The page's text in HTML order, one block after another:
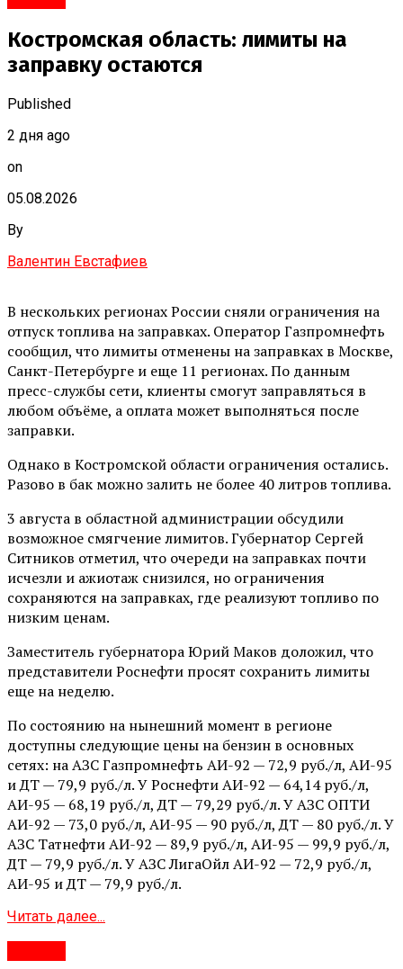
Костромская область: лимиты на
заправку остаются
Published
2 дня ago
on
05.08.2026
By
Валентин Евстафиев
В нескольких регионах России сняли ограничения на
отпуск топлива на заправках. Оператор Газпромнефть
сообщил, что лимиты отменены на заправках в Москве,
Санкт-Петербурге и еще 11 регионах. По данным
пресс-службы сети, клиенты смогут заправляться в
любом объёме, а оплата может выполняться после
заправки.
Однако в Костромской области ограничения остались.
Разово в бак можно залить не более 40 литров топлива.
3 августа в областной администрации обсудили
возможное смягчение лимитов. Губернатор Сергей
Ситников отметил, что очереди на заправках почти
исчезли и ажиотаж снизился, но ограничения
сохраняются на заправках, где реализуют топливо по
низким ценам.
Заместитель губернатора Юрий Маков доложил, что
представители Роснефти просят сохранить лимиты
еще на неделю.
По состоянию на нынешний момент в регионе
доступны следующие цены на бензин в основных
сетях: на АЗС Газпромнефть АИ-92 — 72,9 руб./л, АИ-95
и ДТ — 79,9 руб./л. У Роснефти АИ-92 — 64,14 руб./л,
АИ-95 — 68,19 руб./л, ДТ — 79,29 руб./л. У АЗС ОПТИ
АИ-92 — 73,0 руб./л, АИ-95 — 90 руб./л, ДТ — 80 руб./л. У
АЗС Татнефти АИ-92 — 89,9 руб./л, АИ-95 — 99,9 руб./л,
ДТ — 79,9 руб./л. У АЗС ЛигаОйл АИ-92 — 72,9 руб./л,
АИ-95 и ДТ — 79,9 руб./л.
Читать далее...